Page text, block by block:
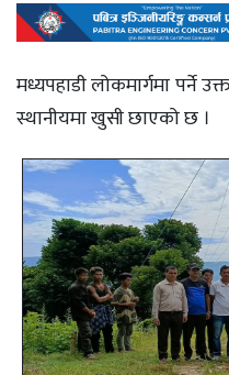
मध्यपहाडी लोकमार्गमा पर्ने
स्थानीयमा खुसी छाएको छ ।